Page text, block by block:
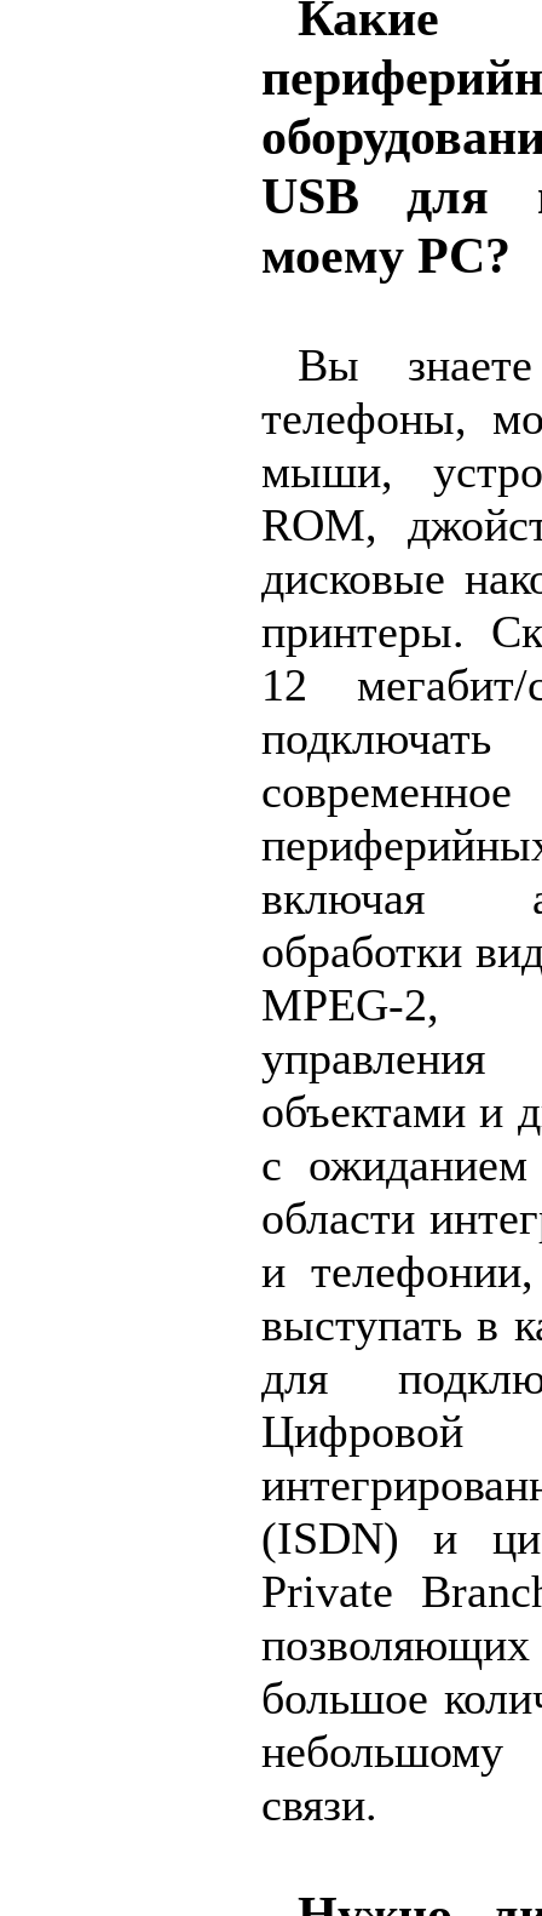
USB для
моему PC?
Вы
телефоны,
мыши,
ROM,
дисковые
принтеры.
12 мегабит/
включая
обработки
MPEG-2,
объектами и
с
области
и
выступать в
для
(ISDN) и
Private
большое
небольшому
связи.